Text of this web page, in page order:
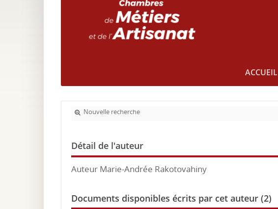
ACCUEIL
Nouvelle recherche
Détail de l'auteur
Auteur Marie-Andrée Rakotovahiny
Documents disponibles écrits par cet auteur (2)